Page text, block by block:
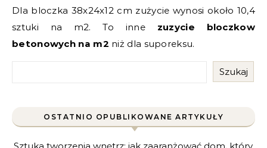
Dla bloczka 38x24x12 cm zużycie wynosi około 10,4
sztuki na m2. To inne zuzycie bloczkow
betonowych na m2 niż dla suporeksu.
Szukaj
OSTATNIO OPUBLIKOWANE ARTYKUŁY